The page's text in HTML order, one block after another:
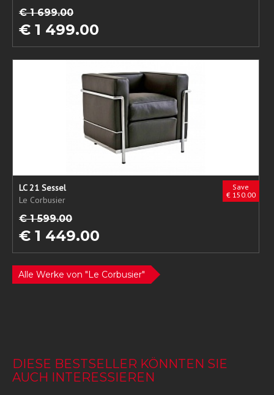
€ 1 699.00
€ 1 499.00
Save
€ 150.00
LC 21 Sessel
Le Corbusier
€ 1 599.00
€ 1 449.00
Alle Werke von "Le Corbusier"
DIESE BESTSELLER KÖNNTEN SIE
AUCH INTERESSIEREN